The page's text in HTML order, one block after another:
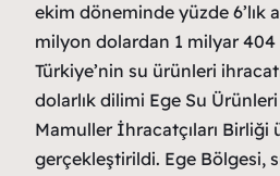
ekim döneminde yüzde 6’lık
milyon dolardan 1 milyar 404
Türkiye’nin su ürünleri
dolarlık dilimi Ege Su
Mamuller İhracatçıları Birliği
gerçekleştirildi. Ege Bölgesi,